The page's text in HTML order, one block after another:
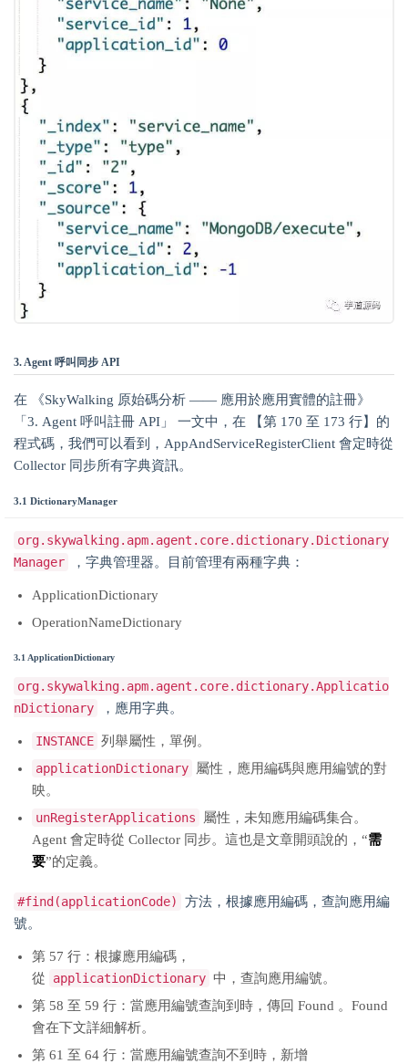
3. Agent 呼叫同步 API
在 《SkyWalking 原始碼分析 —— 應用於應用實體的註冊》
「3. Agent 呼叫註冊 API」 一文中，在 【第 170 至 173 行】的
程式碼，我們可以看到，AppAndServiceRegisterClient 會定時從
Collector 同步所有字典資訊。
3.1 DictionaryManager
org.skywalking.apm.agent.core.dictionary.Dictionary
Manager
，字典管理器。目前管理有兩種字典：
ApplicationDictionary
OperationNameDictionary
3.1 ApplicationDictionary
org.skywalking.apm.agent.core.dictionary.Applicatio
nDictionary
，應用字典。
INSTANCE 列舉屬性，單例。
applicationDictionary 屬性，應用編碼與應用編號的對
映。
unRegisterApplications
屬性，未知應用編碼集合。
Agent 會定時從 Collector 同步。這也是文章開頭說的，“需
要”的定義。
#find(applicationCode)
方法，根據應用編碼，查詢應用編
號。
第 57 行：根據應用編碼，
從
applicationDictionary 中，查詢應用編號。
第 58 至 59 行：當應用編號查詢到時，傳回 Found 。Found
會在下文詳細解析。
第 61 至 64 行：當應用編號查詢不到時，新增